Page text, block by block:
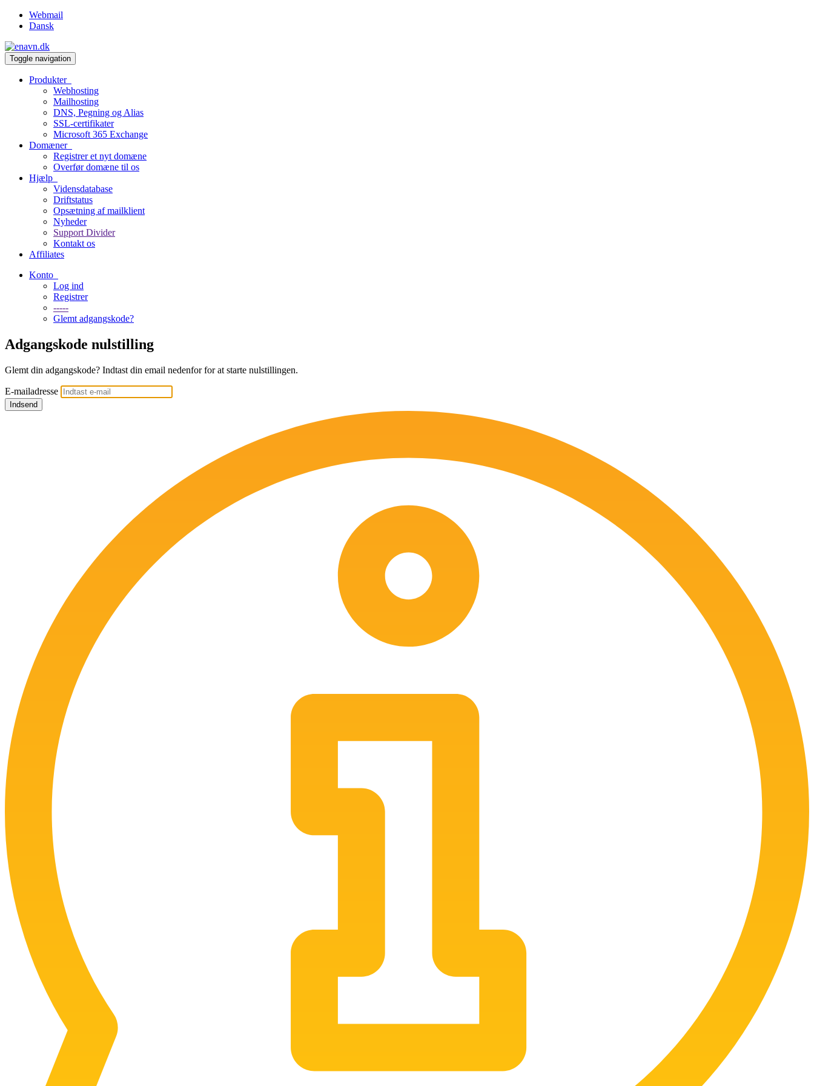
Webmail
Dansk
Toggle navigation
Produkter
Webhosting
Mailhosting
DNS, Pegning og Alias
SSL-certifikater
Microsoft 365 Exchange
Domæner
Registrer et nyt domæne
Overfør domæne til os
Hjælp
Vidensdatabase
Driftstatus
Opsætning af mailklient
Nyheder
Support Divider
Kontakt os
Affiliates
Konto
Log ind
Registrer
-----
Glemt adgangskode?
Adgangskode nulstilling
Glemt din adgangskode? Indtast din email nedenfor for at starte nulstillingen.
E-mailadresse
Indsend